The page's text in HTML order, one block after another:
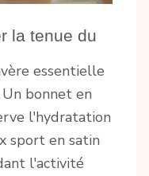
la tenue du
essentielle
bonnet en
l'hydratation
sport en satin
l'activité